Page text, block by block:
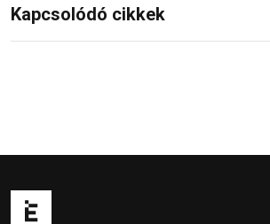
Kapcsolódó cikkek